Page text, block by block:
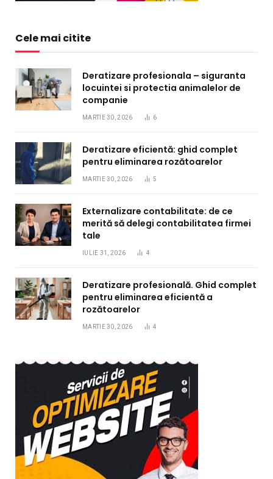
Cele mai citite
Deratizare profesionala – siguranta
locuintei si protectia animalelor de
companie
MARTIE 30, 2026 6
Deratizare eficientă: ghid complet
pentru eliminarea rozătoarelor
MARTIE 30, 2026 5
Externalizare contabilitate: de ce
merită să delegi contabilitatea firmei
tale
IULIE 31, 2026 4
Deratizare profesională. Ghid complet
pentru eliminarea eficientă a
rozătoarelor
MARTIE 30, 2026 4